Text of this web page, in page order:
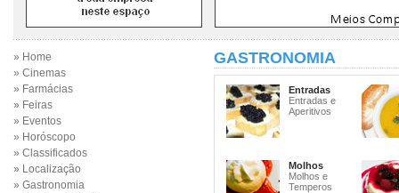
» Home
» Cinemas
» Farmácias
» Feiras
» Eventos
» Horóscopo
» Classificados
» Localização
» Gastronomia
GASTRONOMIA
Entradas
Entradas e
Aperitivos
Molhos
Molhos e
Temperos